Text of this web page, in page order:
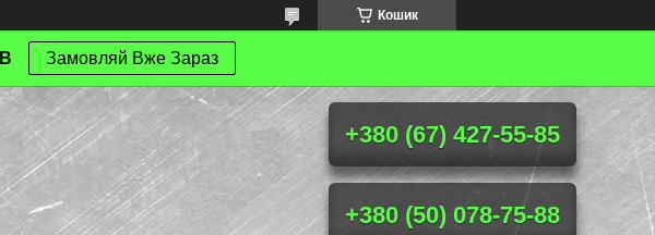
Кошик
Замовляй Вже Зараз
+380 (67) 427-55-85
+380 (50) 078-75-88